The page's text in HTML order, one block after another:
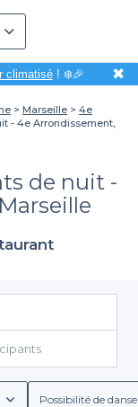
climatisé! ❄️🎉 ✖
Marseille
4e
- 4e Arrondissement,
de nuit -
Possibilité de